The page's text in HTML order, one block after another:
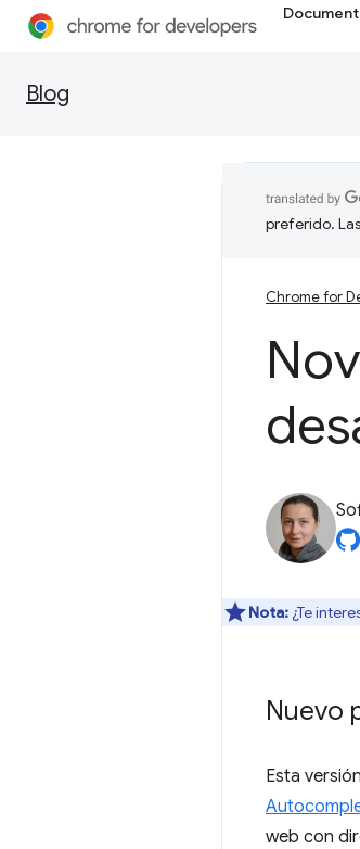
Blog
preferido.
Chrome for
Nota: ¿Te
Nuevo
Esta
web con